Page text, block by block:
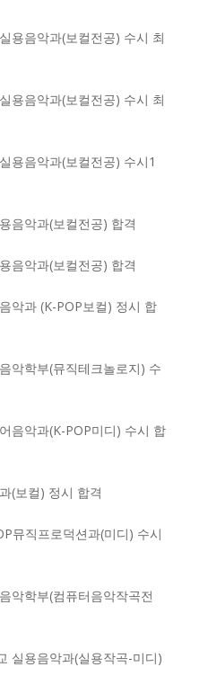
용음악과(보컬전공) 수시 최
용음악과(보컬전공) 수시 최
용음악과(보컬전공) 수시1
음악과(보컬전공) 합격
음악과(보컬전공) 합격
악과 (K-POP보컬) 정시 합
악학부(뮤직테크놀로지) 수
음악과(K-POP미디) 수시 합
(보컬) 정시 합격
뮤직프로덕션과(미디) 수시
악학부(컴퓨터음악작곡전
실용음악과(실용작곡-미디)